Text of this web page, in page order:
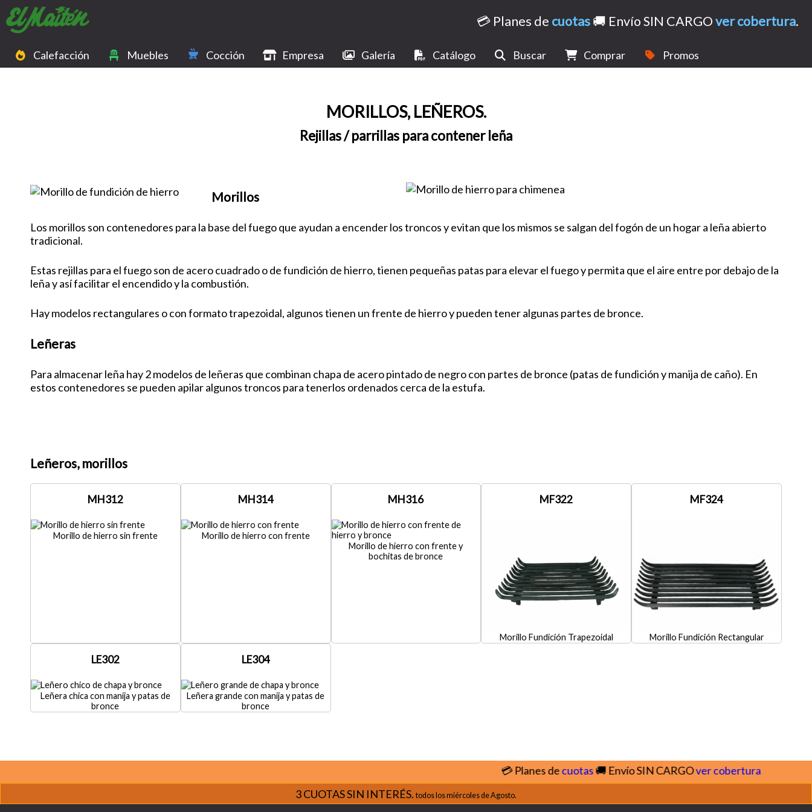
💳 Planes de cuotas🚚 Envío SIN CARGOver cobertura.
Calefacción Muebles Cocción Empresa Galería Catálogo Buscar Comprar Promos
MORILLOS, LEÑEROS.
Rejillas / parrillas para contener leña
Morillos
Los morillos son contenedores para la base del fuego que ayudan a encender los troncos y evitan que los mismos se salgan del fogón de un hogar a leña abierto
tradicional.
Estas rejillas para el fuego son de acero cuadrado o de fundición de hierro, tienen pequeñas patas para elevar el fuego y permita que el aire entre por debajo de la
leña y así facilitar el encendido y la combustión.
Hay modelos rectangulares o con formato trapezoidal, algunos tienen un frente de hierro y pueden tener algunas partes de bronce.
Leñeras
Para almacenar leña hay 2 modelos de leñeras que combinan chapa de acero pintado de negro con partes de bronce (patas de fundición y manija de caño). En
estos contenedores se pueden apilar algunos troncos para tenerlos ordenados cerca de la estufa.
Leñeros, morillos
MH312
Morillo de hierro sin frente
MH314
Morillo de hierro con frente
MH316
Morillo de hierro con frente y
bochitas de bronce
MF322
Morillo Fundición Trapezoidal
MF324
Morillo Fundición Rectangular
LE302
Leñera chica con manija y patas de
bronce
LE304
Leñera grande con manija y patas de
bronce
💳 Planes decuotas🚚 Envío SIN CARGOver cobertura
3 CUOTAS SIN INTERÉS.todos los miércoles de Agosto.